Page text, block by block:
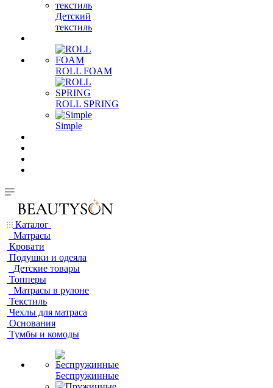
Детский
текстиль
ROLL FOAM
ROLL SPRING
Simple
Каталог
Матрасы
Кровати
Подушки и одеяла
Детские товары
Топперы
Матрасы в рулоне
Текстиль
Чехлы для матраса
Основания
Тумбы и комоды
Беспружинные